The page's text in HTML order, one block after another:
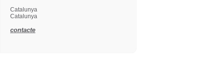
Catalunya
Catalunya
contacte